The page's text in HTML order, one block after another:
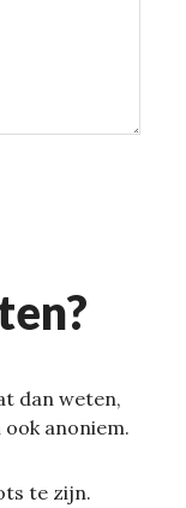
dan weten,
anoniem.
te zijn.